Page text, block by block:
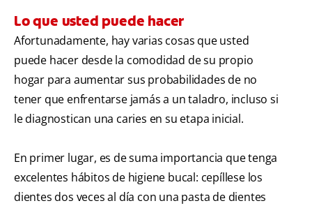
Lo que usted puede hacer
Afortunadamente, hay varias cosas que usted
puede hacer desde la comodidad de su propio
hogar para aumentar sus probabilidades de no
tener que enfrentarse jamás a un taladro, incluso si
le diagnostican una caries en su etapa inicial.
En primer lugar, es de suma importancia que tenga
excelentes hábitos de higiene bucal: cepíllese los
dientes dos veces al día con una pasta de dientes